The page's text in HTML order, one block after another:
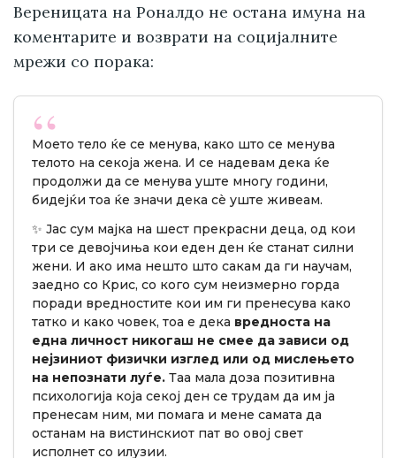
Вереницата на Роналдо не остана имуна на
коментарите и возврати на социјалните
мрежи со порака:
Моето тело ќе се менува, како што се менува
телото на секоја жена. И се надевам дека ќе
продолжи да се менува уште многу години,
бидејќи тоа ќе значи дека сè уште живеам.
✨ Јас сум мајка на шест прекрасни деца, од кои
три се девојчиња кои еден ден ќе станат силни
жени. И ако има нешто што сакам да ги научам,
заедно со Крис, со кого сум неизмерно горда
поради вредностите кои им ги пренесува како
татко и како човек, тоа е дека вредноста на
една личност никогаш не смее да зависи од
нејзиниот физички изглед или од мислењето
на непознати луѓе. Таа мала доза позитивна
психологија која секој ден се трудам да им ја
пренесам ним, ми помага и мене самата да
останам на вистинскиот пат во овој свет
исполнет со илузии.